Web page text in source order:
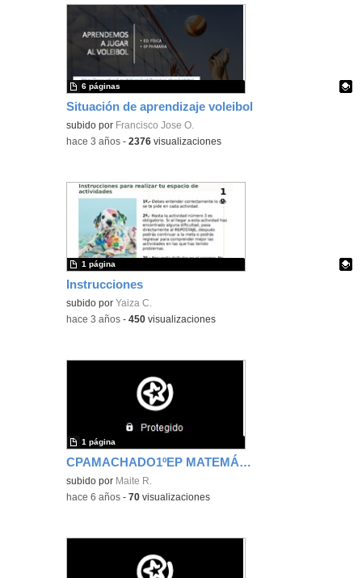
Situación de aprendizaje voleibol
Contenido educativo.
subido por Francisco Jose O.
6 páginas
-hace 3 años -2376 visualizaciones
Instrucciones
Contenido educativo.
subido porYaiza C.
1 página
-hace 3 años -450 visualizaciones
CPAMACHADO1ºEP MATEMÁTICAS_Ficha de sumas y restas
subido por Maite R.
1 página
-hace 6 años -70 visualizaciones